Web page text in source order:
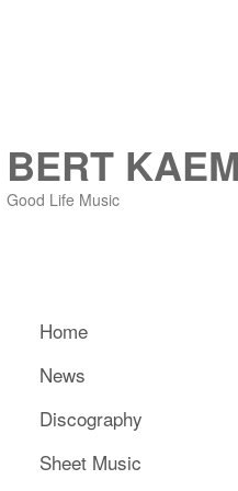
BERT
Good Life Music
HauptmenüZum primären Inhalt springen
Zum sekundären Inhalt
Home
News
Discography
Sheet Music